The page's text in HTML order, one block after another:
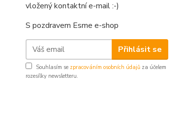
vložený kontaktní e-mail :-)
S pozdravem Esme e-shop
Přihlásit se
Souhlasím se zpracováním osobních údajů za účelem
rozesílky newsletteru.